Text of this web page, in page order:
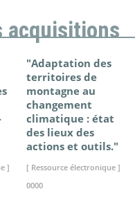
acquisitions
]
"Adaptation des
territoires de
montagne au
changement
climatique : état
des lieux des
actions et outils."
[ Ressource électronique ]
0000